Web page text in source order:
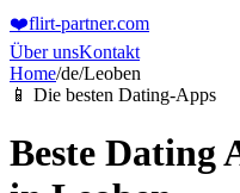
❤️flirt-partner.com
Über unsKontakt
Home/de/Leoben
📱 Die besten Dating-Apps
Beste Dating